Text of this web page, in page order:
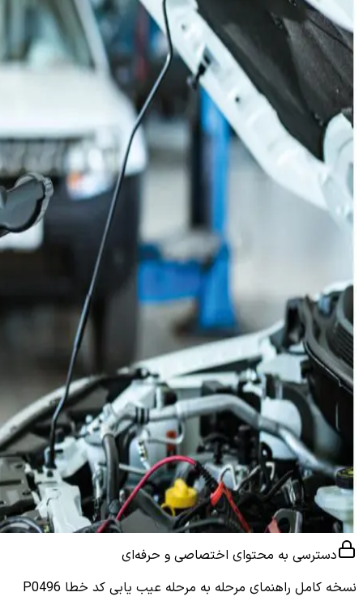
دسترسی به محتوای اختصاصی و حرفه‌ای
نسخه کامل راهنمای مرحله به مرحله عیب یابی کد خطا P0496